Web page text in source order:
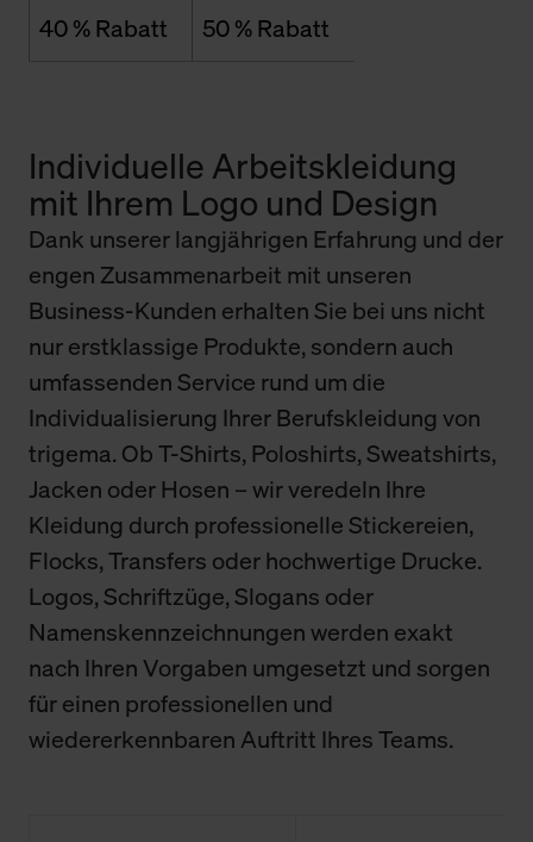
40 % Rabatt
50 % Rabatt
Individuelle Arbeitskleidung
mit Ihrem Logo und Design
Dank unserer langjährigen Erfahrung und der
engen Zusammenarbeit mit unseren
Business-Kunden erhalten Sie bei uns nicht
nur erstklassige Produkte, sondern auch
umfassenden Service rund um die
Individualisierung Ihrer Berufskleidung von
trigema. Ob T-Shirts, Poloshirts, Sweatshirts,
Jacken oder Hosen – wir veredeln Ihre
Kleidung durch professionelle Stickereien,
Flocks, Transfers oder hochwertige Drucke.
Logos, Schriftzüge, Slogans oder
Namenskennzeichnungen werden exakt
nach Ihren Vorgaben umgesetzt und sorgen
für einen professionellen und
wiedererkennbaren Auftritt Ihres Teams.